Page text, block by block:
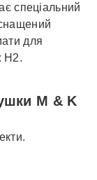
спеціальний
для
Н2.
M & K